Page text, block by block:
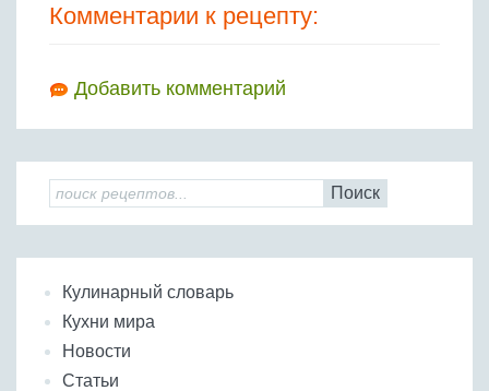
Комментарии к рецепту:
Добавить комментарий
Поиск
Кулинарный словарь
Кухни мира
Новости
Статьи